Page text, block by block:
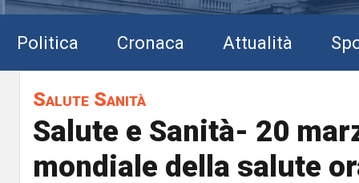
Politica Cronaca Attualità
Salute Sanità
Salute e Sanità- 20
mondiale della salute